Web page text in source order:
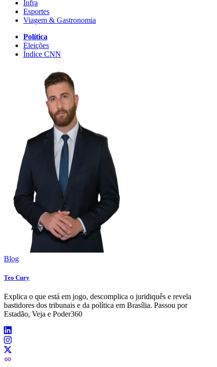
Infra
Esportes
Viagem & Gastronomia
Política
Eleições
Índice CNN
Blog
Teo Cury
Explica o que está em jogo, descomplica o juridiquês e revela
bastidores dos tribunais e da política em Brasília. Passou por
Estadão, Veja e Poder360